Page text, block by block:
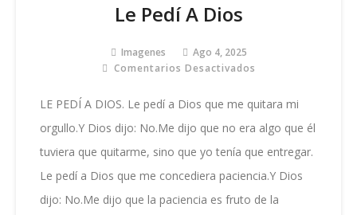
Le Pedí A Dios
Imagenes
Ago 4, 2025
Comentarios Desactivados
Pedí
Dios
LE PEDÍ A DIOS. Le pedí a Dios que me quitara mi
orgullo.Y Dios dijo: No.Me dijo que no era algo que él
tuviera que quitarme, sino que yo tenía que entregar.
Le pedí a Dios que me concediera paciencia.Y Dios
dijo: No.Me dijo que la paciencia es fruto de la